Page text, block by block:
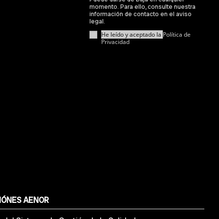
momento. Para ello, consulte nuestra
información de contacto en el aviso
legal.
He leído y aceptado la Política de
Privacidad
AENOR